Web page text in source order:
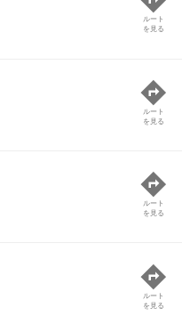
ルート
を見る
ルート
を見る
ルート
を見る
ルート
を見る